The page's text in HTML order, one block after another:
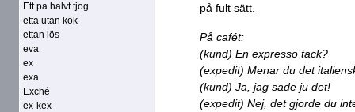
Ett pa halvt tjog
etta utan kök
ettan lös
eva
ex
exa
Exché
ex-kex
på fult sätt.
På cafét:
(kund) En expresso tack?
(expedit) Menar du det
(kund) Ja, jag sade ju det!
(expedit) Nej, det gjorde du